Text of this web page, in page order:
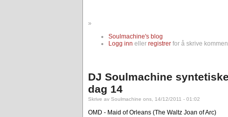
»
Soulmachine's blog
Logg inn eller registrer for å skrive
DJ Soulmachine
dag 14
Skrive av Soulmachine ons, 14/12/2011 - 01:02
OMD - Maid of Orleans (The Waltz Joan of Arc)